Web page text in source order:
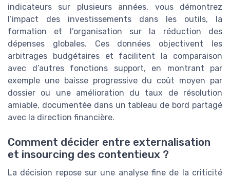
indicateurs sur plusieurs années, vous démontrez
l’impact des investissements dans les outils, la
formation et l’organisation sur la réduction des
dépenses globales. Ces données objectivent les
arbitrages budgétaires et facilitent la comparaison
avec d’autres fonctions support, en montrant par
exemple une baisse progressive du coût moyen par
dossier ou une amélioration du taux de résolution
amiable, documentée dans un tableau de bord partagé
avec la direction financière.
Comment décider entre externalisation
et insourcing des contentieux ?
La décision repose sur une analyse fine de la criticité